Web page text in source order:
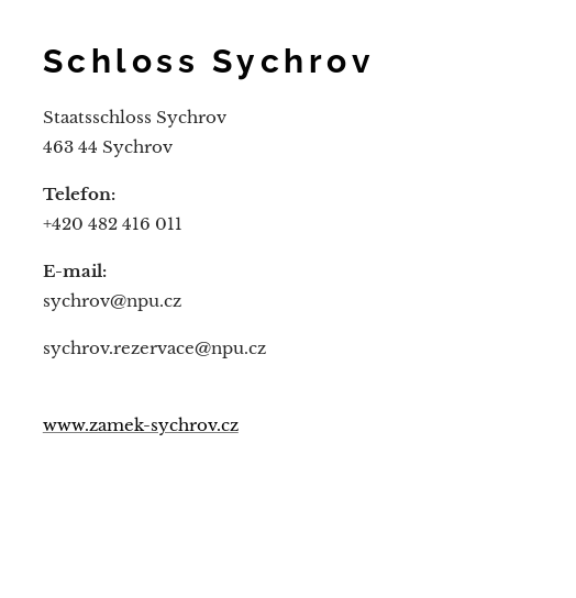
Schloss Sychrov
Staatsschloss Sychrov
463 44 Sychrov
Telefon:
+420 482 416 011
E-mail:
sychrov@npu.cz
sychrov.rezervace@npu.cz
www.zamek-sychrov.cz